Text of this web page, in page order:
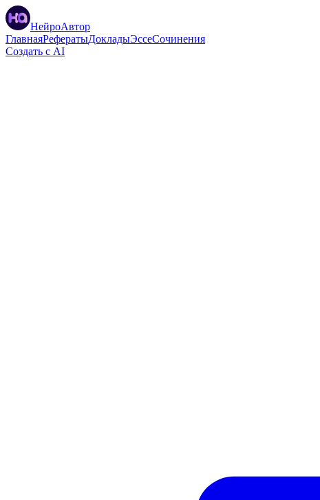
НейроАвтор
ГлавнаяРефератыДокладыЭссеСочинения
Создать с AI